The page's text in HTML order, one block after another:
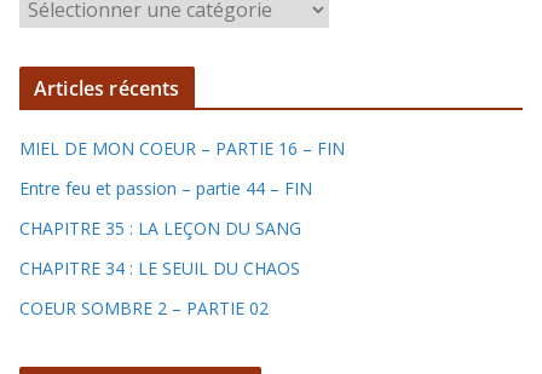
r
i
q
u
s
Articles récents
MIEL DE MON COEUR – PARTIE 16 – FIN
Entre feu et passion – partie 44 – FIN
CHAPITRE 35 : LA LEÇON DU SANG
CHAPITRE 34 : LE SEUIL DU CHAOS
COEUR SOMBRE 2 – PARTIE 02